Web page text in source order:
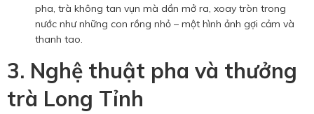
pha, trà không tan vụn mà dần mở ra, xoay tròn trong
nước như những con rồng nhỏ – một hình ảnh gợi cảm và
thanh tao.
3. Nghệ thuật pha và thưởng
trà Long Tỉnh